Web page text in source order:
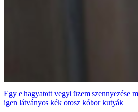
Egy elhagyatott vegyi üzem szennyezése
igen látványos kék orosz kóbor kutyák